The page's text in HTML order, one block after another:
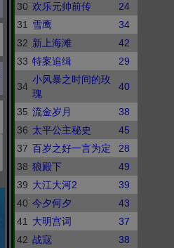
30 欢乐元帅前传
24
31
雪鹰
34
32 新上海滩
42
33 特案追缉 29
34
小风暴之时间的玫
瑰
40
35 流金岁月
38
36 太平公主秘史
45
37 百岁之好一言为定
28
38 狼殿下
49
39 大江大河2
39
40 今夕何夕
43
41
大明宫词
37
42 战寇
38